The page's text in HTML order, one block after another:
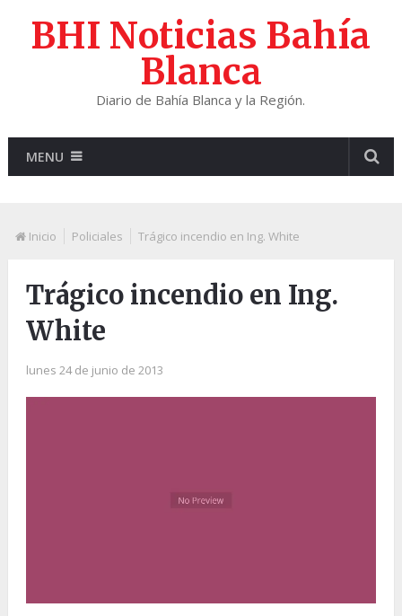
BHI Noticias Bahía
Blanca
Diario de Bahía Blanca y la Región.
MENU
Inicio Policiales Trágico incendio en Ing. White
Trágico incendio en Ing.
White
lunes 24 de junio de 2013